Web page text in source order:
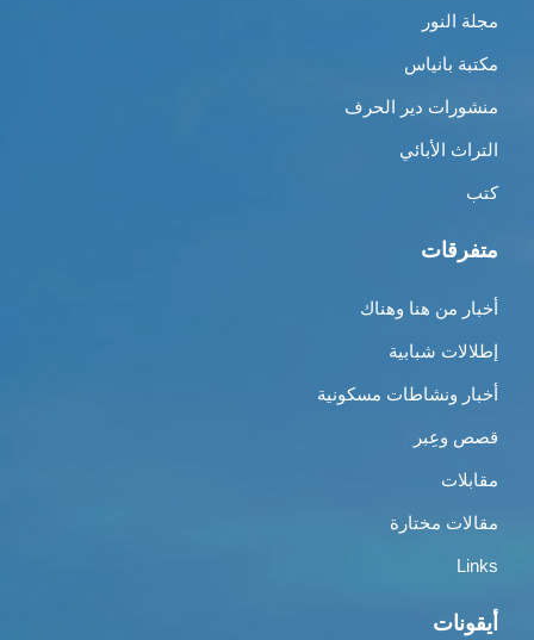
مجلة النور
مكتبة بانياس
منشورات دير الحرف
التراث الأبائي
كتب
متفرقات
أخبار من هنا وهناك
إطلالات شبابية
أخبار ونشاطات مسكونية
قصص وعِبر
مقابلات
مقالات مختارة
Links
أيقونات